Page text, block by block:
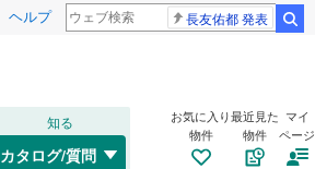
ヘルプ 長友佑都 発表
知る
カタログ/質問
お気に入り
物件
最近見た
物件
マイ
ページ
関西本線（JR西日本）(